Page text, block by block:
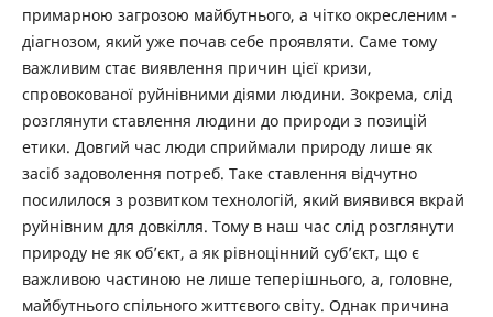
примарною загрозою майбутнього, а чітко окресленим ­
діагнозом, який уже почав себе проявляти. Саме тому
важливим стає виявлення причин цієї кризи,
спровокованої руйнівними діями людини. Зокрема, слід
розглянути ставлення людини до природи з позицій
етики. Довгий час люди сприймали природу лише як
засіб задоволення потреб. Таке ставлення відчутно
посилилося з розвитком технологій, який виявився вкрай
руйнівним для довкілля. Тому в наш час слід розглянути
природу не як об’єкт, а як рівноцінний суб’єкт, що є
важливою частиною не лише теперішнього, а, головне,
майбутнього спільного життєвого світу. Однак причина